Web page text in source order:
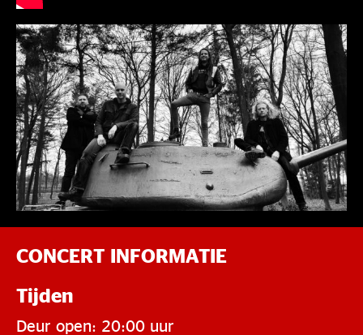
CONCERT INFORMATIE
Tijden
Deur open: 20:00 uur